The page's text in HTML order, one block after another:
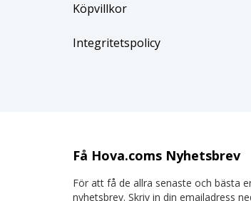
Köpvillkor
Integritetspolicy
Få Hova.coms Nyhetsbrev
För att få de allra senaste och bästa
nyhetsbrev. Skriv in din emailadress